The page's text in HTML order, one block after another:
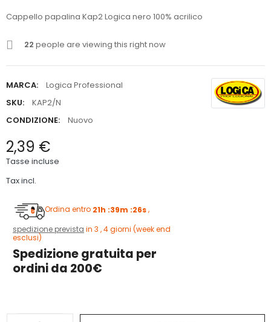
Cappello papalina Kap2 Logica nero 100% acrilico
22 people are viewing this right now
MARCA:
Logica Professional
SKU:
KAP2/N
CONDIZIONE:
Nuovo
2,39 €
Tasse incluse
Tax incl.
Ordina entro 21h :39m :25s,
spedizione prevista in 3 , 4 giorni (week end
esclusi)
Spedizione gratuita per
ordini da 200€